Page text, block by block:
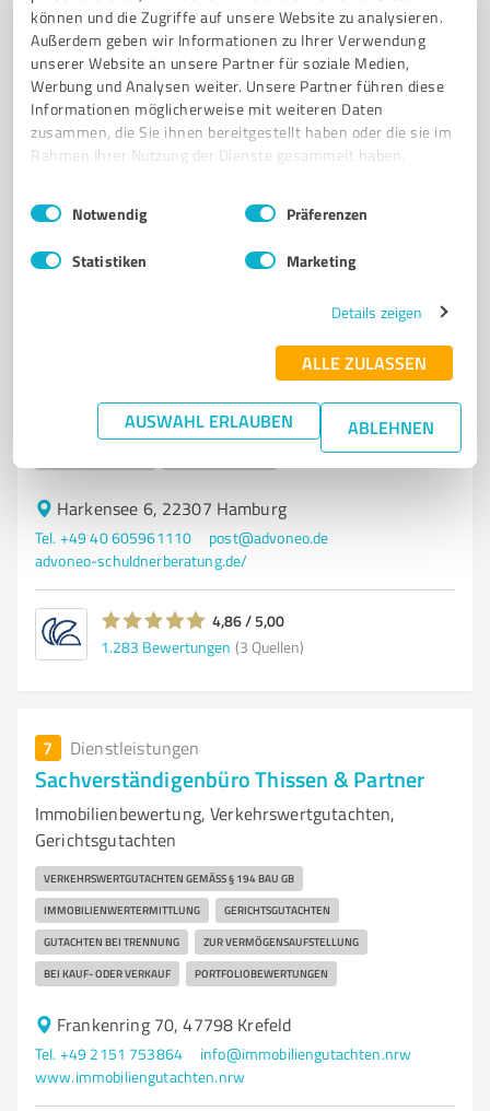
können und die Zugriffe auf unsere Website zu analysieren.
Außerdem geben wir Informationen zu Ihrer Verwendung
unserer Website an unsere Partner für soziale Medien,
Werbung und Analysen weiter. Unsere Partner führen diese
Informationen möglicherweise mit weiteren Daten
zusammen, die Sie ihnen bereitgestellt haben oder die sie im
Rahmen Ihrer Nutzung der Dienste gesammelt haben.
Impressum Datenschutzbestimmungen
Einwilligungsauswahl
Notwendig Präferenzen
Statistiken Marketing
Details zeigen
ALLE ZULASSEN
AUSWAHL ERLAUBEN ABLEHNEN
Registrieren Sie sich jetzt und werden Sie ein von
Kunden empfohlener ProvenExpert!
6 Rechtsdienstleistungen
AdvoNeo Schuldnerberatung
Schuldnerberatung, Schuldenregulierung,
Entschuldung, Insolvenz vermeiden
SCHULDNERBERATUNG SCHULDENBERATUNG INSOLVENZ VERMEIDEN
SCHULDENHILFE
HILFE BEI PFÄNDUNG ENTSCHULDUNG SCHULDEN LOSWERDEN
Harkensee 6, 22307 Hamburg
Tel. +49 40 605961110
post@advoneo.de
advoneo-schuldnerberatung.de/
4,86 / 5,00
1.283 Bewertungen (3 Quellen)
7 Dienstleistungen
Sachverständigenbüro Thissen & Partner
Immobilienbewertung, Verkehrswertgutachten,
Gerichtsgutachten
VERKEHRSWERTGUTACHTEN GEMÄSS § 194 BAU GB
IMMOBILIENWERTERMITTLUNG GERICHTSGUTACHTEN
GUTACHTEN BEI TRENNUNG ZUR VERMÖGENSAUFSTELLUNG
BEI KAUF- ODER VERKAUF PORTFOLIOBEWERTUNGEN
Frankenring 70, 47798 Krefeld
Tel. +49 2151 753864
info@immobiliengutachten.nrw
www.immobiliengutachten.nrw